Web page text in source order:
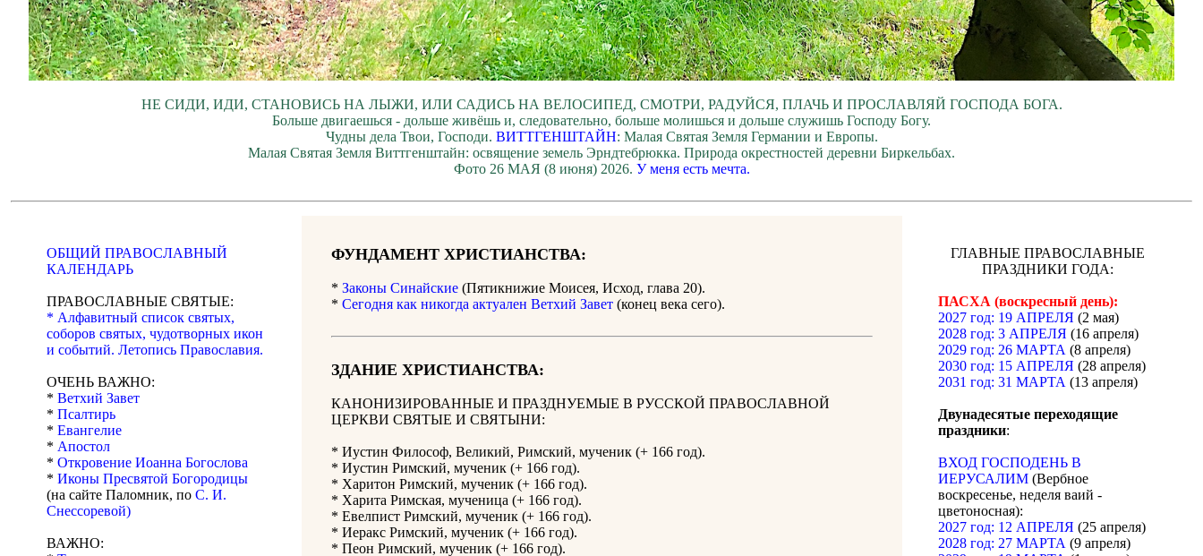
НЕ СИДИ, ИДИ, СТАНОВИСЬ НА ЛЫЖИ, ИЛИ САДИСЬ НА ВЕЛОСИПЕД, СМОТРИ, РАДУЙСЯ, ПЛАЧЬ И ПРОСЛАВЛЯЙ ГОСПОДА БОГА.
Больше двигаешься - дольше живёшь и, следовательно, больше молишься и дольше служишь Господу Богу.
Чудны дела Твои, Господи. ВИТТГЕНШТАЙН: Малая Святая Земля Германии и Европы.
Малая Святая Земля Виттгенштайн: освящение земель Эрндтебрюкка. Природа окрестностей деревни Биркельбах.
Фото 26 МАЯ (8 июня) 2026. У меня есть мечта.
ОБЩИЙ ПРАВОСЛАВНЫЙ
КАЛЕНДАРЬ
ПРАВОСЛАВНЫЕ СВЯТЫЕ:
* Алфавитный список святых,
соборов святых, чудотворных икон
и событий. Летопись Православия.
ОЧЕНЬ ВАЖНО:
* Ветхий Завет
* Псалтирь
* Евангелие
* Апостол
* Откровение Иоанна Богослова
* Иконы Пресвятой Богородицы
(на сайте Паломник, по С. И.
Снессоревой)
ВАЖНО:
ФУНДАМЕНТ ХРИСТИАНСТВА:
* Законы Синайские (Пятикнижие Моисея, Исход, глава 20).
* Сегодня как никогда актуален Ветхий Завет (конец века сего).
ЗДАНИЕ ХРИСТИАНСТВА:
КАНОНИЗИРОВАННЫЕ И ПРАЗДНУЕМЫЕ В РУССКОЙ ПРАВОСЛАВНОЙ
ЦЕРКВИ СВЯТЫЕ И СВЯТЫНИ:
* Иустин Философ, Великий, Римский, мученик (+ 166 год).
* Иустин Римский, мученик (+ 166 год).
* Харитон Римский, мученик (+ 166 год).
* Харита Римская, мученица (+ 166 год).
* Евелпист Римский, мученик (+ 166 год).
* Иеракс Римский, мученик (+ 166 год).
* Пеон Римский, мученик (+ 166 год).
ГЛАВНЫЕ ПРАВОСЛАВНЫЕ
ПРАЗДНИКИ ГОДА:
ПАСХА (воскресный день):
2027 год: 19 АПРЕЛЯ (2 мая)
2028 год: 3 АПРЕЛЯ (16 апреля)
2029 год: 26 МАРТА (8 апреля)
2030 год: 15 АПРЕЛЯ (28 апреля)
2031 год: 31 МАРТА (13 апреля)
Двунадесятые переходящие
праздники:
ВХОД ГОСПОДЕНЬ В
ИЕРУСАЛИМ (Вербное
воскресенье, неделя ваий -
цветоносная):
2027 год: 12 АПРЕЛЯ (25 апреля)
2028 год: 27 МАРТА (9 апреля)